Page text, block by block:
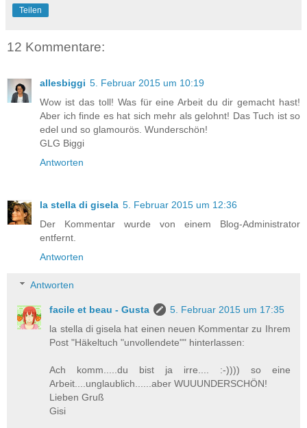
Teilen
12 Kommentare:
allesbiggi 5. Februar 2015 um 10:19
Wow ist das toll! Was für eine Arbeit du dir gemacht hast!
Aber ich finde es hat sich mehr als gelohnt! Das Tuch ist so
edel und so glamourös. Wunderschön!
GLG Biggi
Antworten
la stella di gisela 5. Februar 2015 um 12:36
Der Kommentar wurde von einem Blog-Administrator
entfernt.
Antworten
Antworten
facile et beau - Gusta
5. Februar 2015 um 17:35
la stella di gisela hat einen neuen Kommentar zu Ihrem
Post "Häkeltuch "unvollendete"" hinterlassen:
Ach komm.....du bist ja irre.... :-)))) so eine
Arbeit....unglaublich......aber WUUUNDERSCHÖN!
Lieben Gruß
Gisi